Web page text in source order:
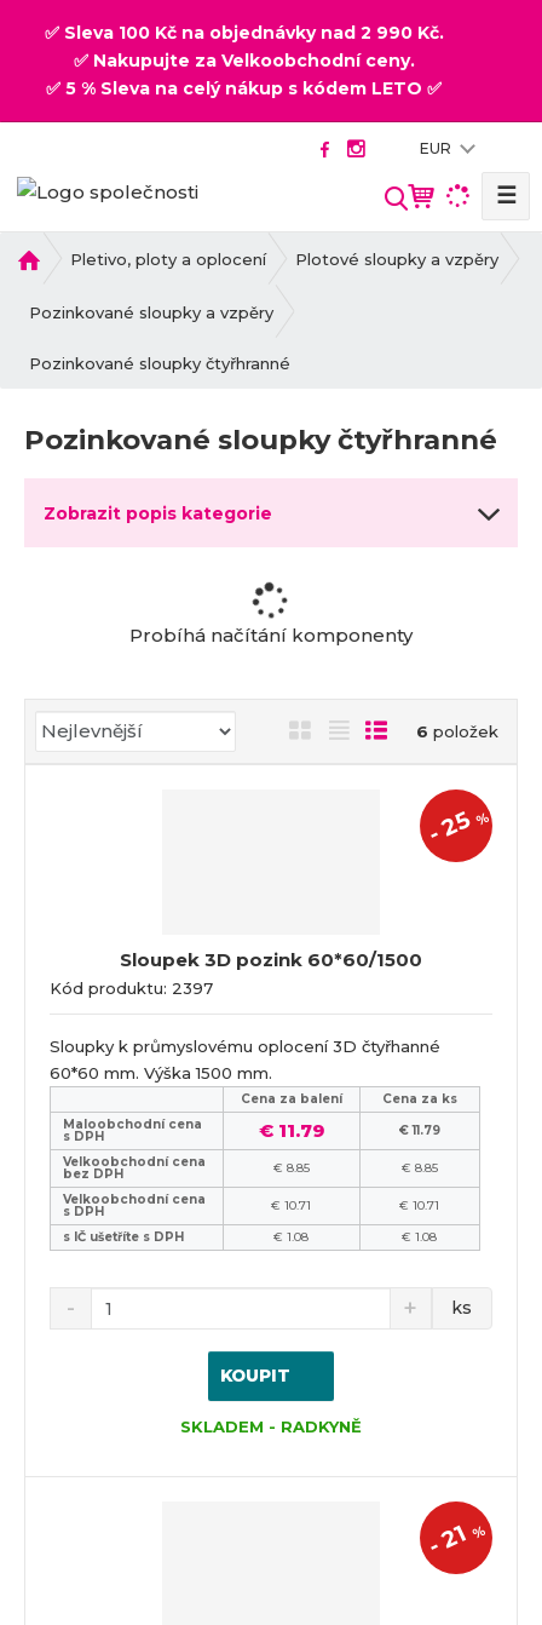
✅ Sleva 100 Kč na objednávky nad 2 990 Kč.
✅ Nakupujte za Velkoobchodní ceny.
✅ 5 % Sleva na celý nákup s kódem LETO ✅
EUR
V
h
☰
o
n
t
n
a
Pletivo, ploty a oplocení Plotové sloupky a vzpěry
Pozinkované sloupky a vzpěry
Pozinkované sloupky čtyřhranné
Pozinkované sloupky čtyřhranné
Zobrazit popis kategorie
Probíhá načítání komponenty
ý
p
i
s
ý
p
i
s
ý
s
6 položek
Sloupek 3D pozink 60*60/1500
Kód produktu: 2397
-
25%
Sloupky k průmyslovému oplocení 3D čtyřhanné
60*60 mm. Výška 1500 mm.
Cena za balení
Cena za ks
Maloobchodní cena
s DPH € 11.79
€ 11.79
Velkoobchodní cena
bez DPH € 8.85
€ 8.85
Velkoobchodní cena
s DPH € 10.71
€ 10.71
s IČ ušetříte s DPH
€ 1.08 € 1.08
ks
KOUPIT
SKLADEM - RADKYNĚ
-
21%